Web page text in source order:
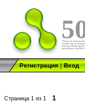
Регистрация|Вход
Страница 1 из 1 1